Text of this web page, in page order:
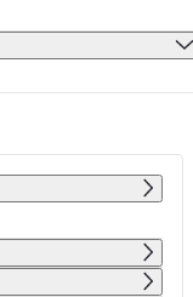
SO NE